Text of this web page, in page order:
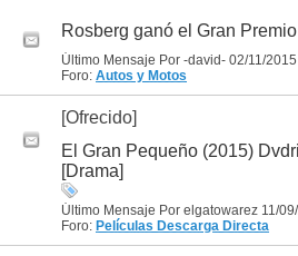
Rosberg ganó el Gran
Último Mensaje Por -david- 02/11/2015
Foro: Autos y Motos
[Ofrecido]
El Gran Pequeño (2015)
[Drama]
Último Mensaje Por elgatowarez 11/
Foro: Películas Descarga Directa